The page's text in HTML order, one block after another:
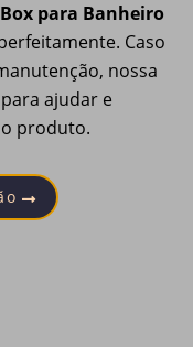
Box para Banheiro
Caso
nossa
ajudar e
produto.